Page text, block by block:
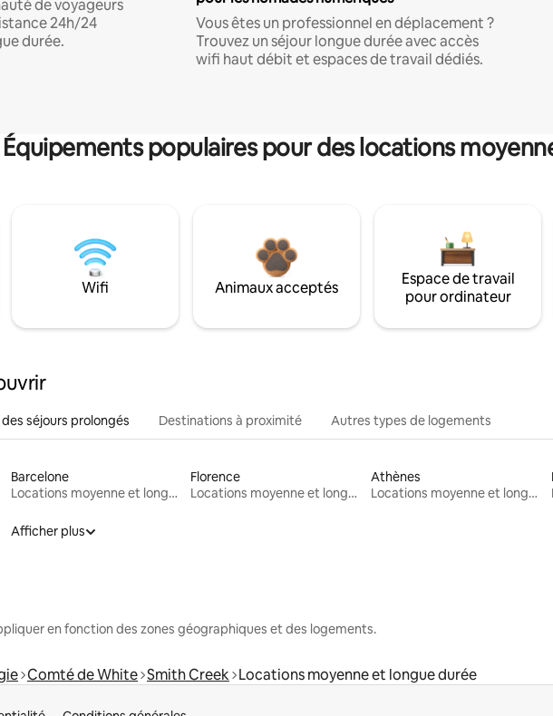
de voyageurs
24h/24
durée.
Vous êtes un professionnel en déplacement ?
Trouvez un séjour longue durée avec accès
wifi haut débit et espaces de travail dédiés.
Équipements populaires pour des locations
Wifi Animaux acceptés
Espace de travail
pour ordinateur
séjours prolongés Destinations à proximité Autres types de logements
Barcelone
Locations moyenne et longue durée
Florence
Locations moyenne et longue durée
Athènes
Locations moyenne et longue durée
Afficher plus
en fonction des zones géographiques et des logements.
Comté de White Smith Creek Locations moyenne et longue durée